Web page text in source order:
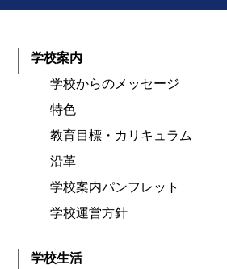
学校案内
学校からのメッセージ
特色
教育目標・カリキュラム
沿革
学校案内パンフレット
学校運営方針
学校生活